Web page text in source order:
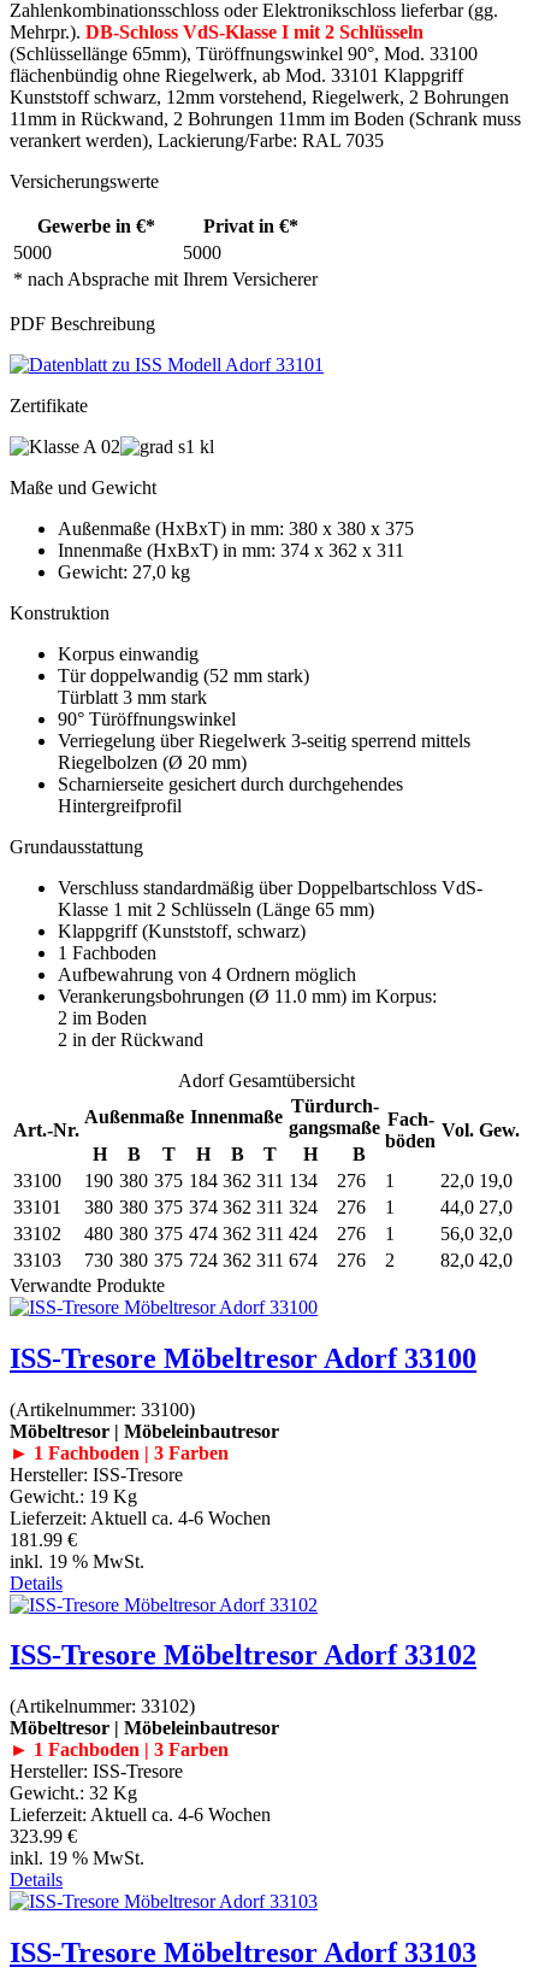
Zahlenkombinationsschloss oder Elektronikschloss lieferbar (gg.
Mehrpr.). DB-Schloss VdS-Klasse I mit 2 Schlüsseln
(Schlüssellänge 65mm), Türöffnungswinkel 90°, Mod. 33100
flächenbündig ohne Riegelwerk, ab Mod. 33101 Klappgriff
Kunststoff schwarz, 12mm vorstehend, Riegelwerk, 2 Bohrungen
11mm in Rückwand, 2 Bohrungen 11mm im Boden (Schrank muss
verankert werden), Lackierung/Farbe: RAL 7035
Versicherungswerte
Gewerbe in €* Privat in €*
* nach Absprache mit Ihrem Versicherer
5000 5000
PDF Beschreibung
Zertifikate
Maße und Gewicht
Außenmaße (HxBxT) in mm: 380 x 380 x 375
Innenmaße (HxBxT) in mm: 374 x 362 x 311
Gewicht: 27,0 kg
Konstruktion
Korpus einwandig
Tür doppelwandig (52 mm stark)
Türblatt 3 mm stark
90° Türöffnungswinkel
Verriegelung über Riegelwerk 3-seitig sperrend mittels
Riegelbolzen (Ø 20 mm)
Scharnierseite gesichert durch durchgehendes
Hintergreifprofil
Grundausstattung
Verschluss standardmäßig über Doppelbartschloss VdS-
Klasse 1 mit 2 Schlüsseln (Länge 65 mm)
Klappgriff (Kunststoff, schwarz)
1 Fachboden
Aufbewahrung von 4 Ordnern möglich
Verankerungsbohrungen (Ø 11.0 mm) im Korpus:
2 im Boden
2 in der Rückwand
Adorf Gesamtübersicht
Art.-Nr.
Außenmaße Innenmaße
Türdurch-
gangsmaße Fach-
böden
Vol. Gew.
H
B T H B T H
B
33100
190 380 375 184 362 311 134 276 1 22,0 19,0
33101
380 380 375 374 362 311 324 276 1 44,0 27,0
33102
480 380 375 474 362 311 424 276 1 56,0 32,0
33103
730 380 375 724 362 311 674 276 2 82,0 42,0
Verwandte Produkte
ISS-Tresore Möbeltresor Adorf 33100
(Artikelnummer: 33100)
Möbeltresor | Möbeleinbautresor
► 1 Fachboden | 3 Farben
Hersteller: ISS-Tresore
Gewicht.: 19 Kg
Lieferzeit: Aktuell ca. 4-6 Wochen
181.99 €
inkl. 19 % MwSt.
Details
ISS-Tresore Möbeltresor Adorf 33102
(Artikelnummer: 33102)
Möbeltresor | Möbeleinbautresor
► 1 Fachboden | 3 Farben
Hersteller: ISS-Tresore
Gewicht.: 32 Kg
Lieferzeit: Aktuell ca. 4-6 Wochen
323.99 €
inkl. 19 % MwSt.
Details
ISS-Tresore Möbeltresor Adorf 33103